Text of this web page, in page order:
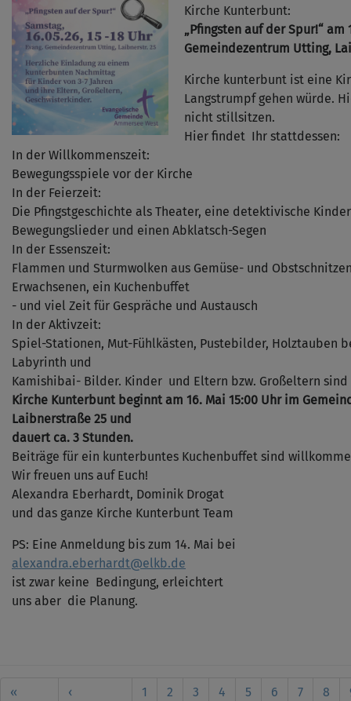
Kirche Kunterbunt:
„Pfingsten auf der Spur!“ am
Gemeindezentrum Utting,
Kirche kunterbunt ist eine
Langstrumpf gehen würde.
nicht stillsitzen.
Hier findet Ihr stattdessen:
In der Willkommenszeit:
Bewegungsspiele vor der Kirche
In der Feierzeit:
Die Pfingstgeschichte als Theater, eine detektivische
Bewegungslieder und einen Abklatsch-Segen
In der Essenszeit:
Flammen und Sturmwolken aus Gemüse- und
Erwachsenen, ein Kuchenbuffet
- und viel Zeit für Gespräche und Austausch
In der Aktivzeit:
Spiel-Stationen, Mut-Fühlkästen, Pustebilder, Holztauben
Labyrinth und
Kamishibai- Bilder. Kinder und Eltern bzw. Großeltern
Kirche Kunterbunt beginnt am 16. Mai 15:00 Uhr im
Laibnerstraße 25 und
dauert ca. 3 Stunden.
Beiträge für ein kunterbuntes Kuchenbuffet sind
Wir freuen uns auf Euch!
Alexandra Eberhardt, Dominik Drogat
und das ganze Kirche Kunterbunt Team
PS: Eine Anmeldung bis zum 14. Mai bei
alexandra.eberhardt@elkb.de
ist zwar keine Bedingung, erleichtert
uns aber die Planung.
Seitennummerierung
First
«
Vorherige
‹
Seite
1
Aktuelle
2 Seite
3 Seite
4 Seite
5 Seite
6 Seite
7 8